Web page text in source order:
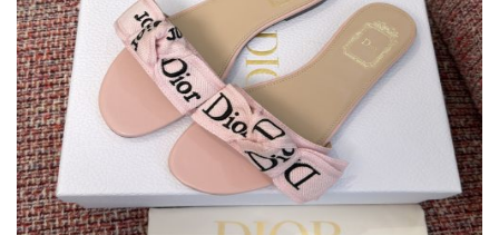
管
理
せ
2026人気特集
バッグ
財布
時計
服
ズボン
衣装セット
靴
住まい用品
アクセサリー
ベルト
スカーフ
アイフォーンケ
ース
小物
最
新